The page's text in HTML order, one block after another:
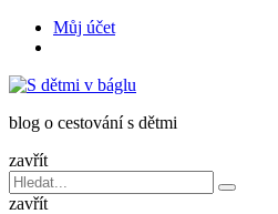
HledatMůj účet
v
blog o cestování s dětmi
zavřít
Vyhledávání
pro:
Hledat
zavřít